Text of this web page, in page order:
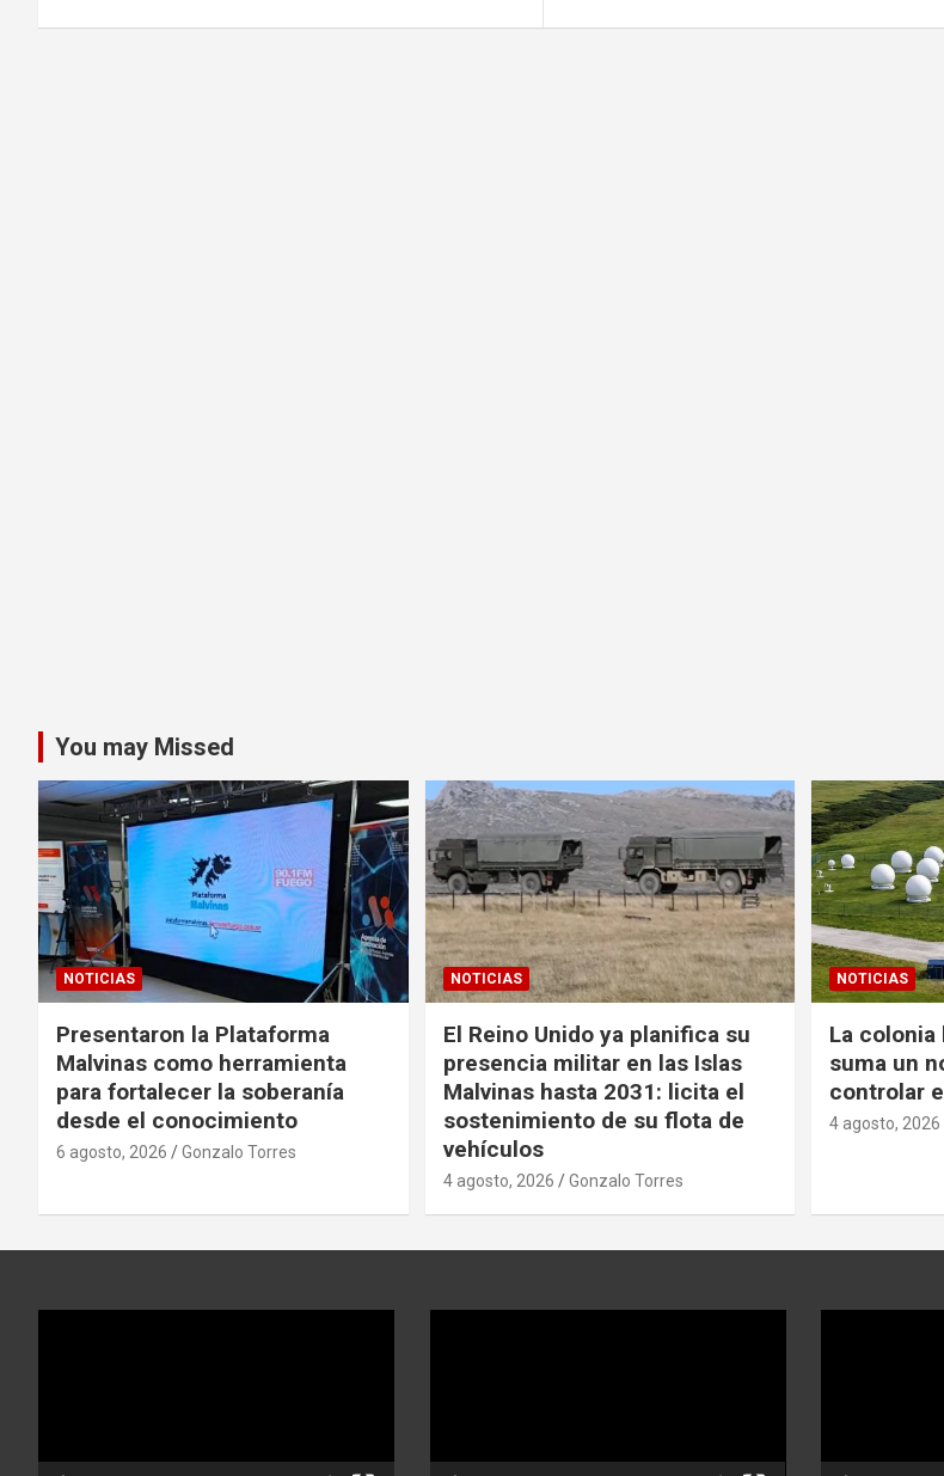
You may Missed
NOTICIAS
Presentaron la Plataforma
Malvinas como herramienta
para fortalecer la soberanía
desde el conocimiento
6 agosto, 2026 Gonzalo Torres
NOTICIAS
El Reino Unido ya planifica su
presencia militar en las Islas
Malvinas hasta 2031: licita el
sostenimiento de su flota de
vehículos
4 agosto, 2026 Gonzalo Torres
NOTICIAS
La colonia
suma un
controlar
4 agosto, 2026